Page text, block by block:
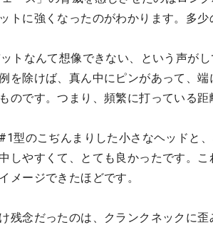
トに強くなったのがわかります。多
トなんて想像できない、という声が
を除けば、真ん中にピンがあって、
のです。つまり、頻繁に打っている距
型のこぢんまりした小さなヘッドと
しやすくて、とても良かったです。
メージできたほどです。
残念だったのは、クランクネックに